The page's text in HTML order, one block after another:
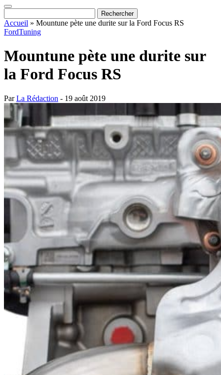
Accueil » Mountune pète une durite sur la Ford Focus RS
FordTuning
Mountune pète une durite sur
la Ford Focus RS
ParLa Rédaction - 19 août 2019